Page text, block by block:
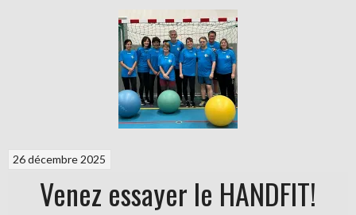
26 décembre 2025
Venez essayer le HANDFIT!